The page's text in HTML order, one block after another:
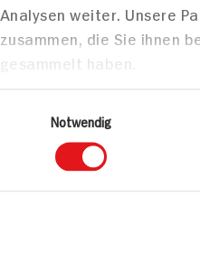
Analysen weiter. Unsere
zusammen, die Sie ihnen
gesammelt haben.
Notwendig
Marke
Negroni